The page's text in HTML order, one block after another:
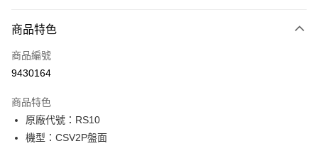
信用卡一次付款
LINE Pay
街口支付
悠遊付
商品特色
商品編號
9430164
商品特色
原廠代號：RS10
機型：CSV2P盤面